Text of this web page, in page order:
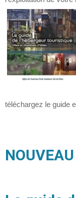
téléchargez le guide
NOUVEAU